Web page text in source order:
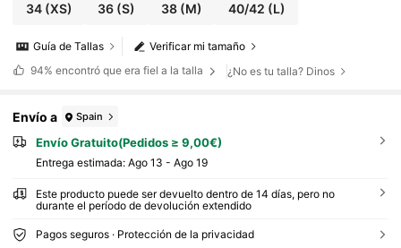
34(XS) 36 (S) 38(M) 40/42 (L)
Verificar mi tamaño
Guía de Tallas
94% encontró que era fiel a la talla ¿No es tu talla? Dinos
Envío a Spain
Envío Gratuito(Pedidos ≥ 9,00€)
Entrega estimada: Ago 13 - Ago 19
Este producto puede ser devuelto dentro de 14 días, pero no
durante el período de devolución extendido
Pagos seguros · Protección de la privacidad